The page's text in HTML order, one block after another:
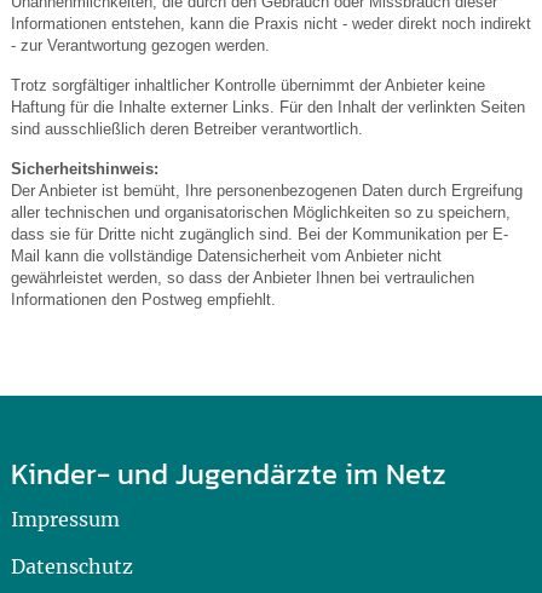
Informationen entstehen, kann die Praxis nicht - weder direkt noch indirekt
- zur Verantwortung gezogen werden.
Trotz sorgfältiger inhaltlicher Kontrolle übernimmt der Anbieter keine
Haftung für die Inhalte externer Links. Für den Inhalt der verlinkten Seiten
sind ausschließlich deren Betreiber verantwortlich.
Sicherheitshinweis:
Der Anbieter ist bemüht, Ihre personenbezogenen Daten durch Ergreifung
aller technischen und organisatorischen Möglichkeiten so zu speichern,
dass sie für Dritte nicht zugänglich sind. Bei der Kommunikation per E-
Mail kann die vollständige Datensicherheit vom Anbieter nicht
gewährleistet werden, so dass der Anbieter Ihnen bei vertraulichen
Informationen den Postweg empfiehlt.
Kinder- und Jugendärzte im Netz
Impressum
Datenschutz